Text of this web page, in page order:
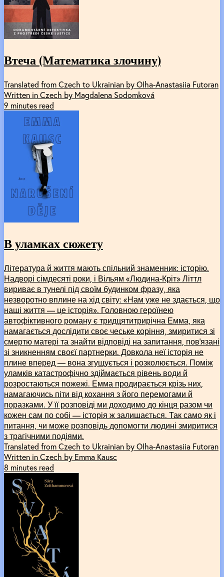
Втеча (Математика злочину)
Translated from Czech to Ukrainian by Olha-Anastasiia Futoran
Written in Czech by Magdalena Sodomková
9 minutes read
В уламках сюжету
Література й життя мають спільний знаменник: історію.
Надворі сімдесяті роки, і Вільям «Людина-Кріт» Літтл
вириває в тунелі під своїм будинком фразу, яка
незворотно вплине на хід світу: «Нам уже не здається, що
наші життя — це історія». Головною героїнею
автофіктивного роману є тридцятитрирічна Емма, яка
намагається дослідити своє чеське коріння, змиритися зі
смертю матері та знайти відповіді на запитання, пов’язані
зі зникненням своєї партнерки. Довкола неї історія не
плине вперед — вона згущується і розколюється. Поміж
уламків катастрофічно здіймається рівень води й
розростаються пожежі. Емма продирається крізь них,
намагаючись піти від кохання з його перемогами й
поразками. У її розповіді ми доходимо до кінця разом чи
кожен сам по собі — історія ж залишається. Так само як і
питання, чи може розповідь допомогти людині змиритися
з трагічними подіями.
Translated from Czech to Ukrainian by Olha-Anastasiia Futoran
Written in Czech by Emma Kausc
8 minutes read